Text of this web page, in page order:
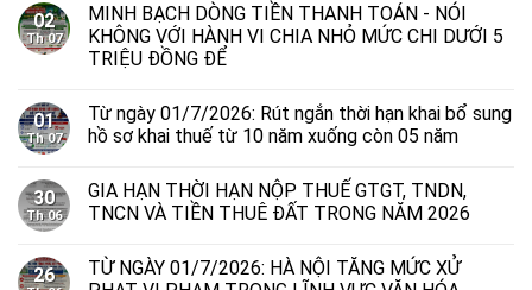
02
Th 07
MINH BẠCH DÒNG TIỀN THANH TOÁN - NÓI
KHÔNG VỚI HÀNH VI CHIA NHỎ MỨC CHI DƯỚI 5
TRIỆU ĐỒNG ĐỂ
01
Th 07
Từ ngày 01/7/2026: Rút ngắn thời hạn khai bổ sung
hồ sơ khai thuế từ 10 năm xuống còn 05 năm
30
Th 06
GIA HẠN THỜI HẠN NỘP THUẾ GTGT, TNDN,
TNCN VÀ TIỀN THUÊ ĐẤT TRONG NĂM 2026
26
TỪ NGÀY 01/7/2026: HÀ NỘI TĂNG MỨC XỬ